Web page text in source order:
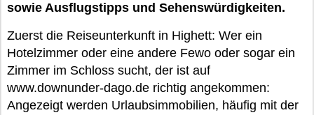
sowie Ausflugstipps und Sehenswürdigkeiten.
Zuerst die Reiseunterkunft in Highett: Wer ein
Hotelzimmer oder eine andere Fewo oder sogar ein
Zimmer im Schloss sucht, der ist auf
www.downunder-dago.de richtig angekommen:
Angezeigt werden Urlaubsimmobilien, häufig mit der